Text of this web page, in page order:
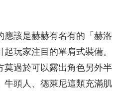
應該是赫赫有名有的「赫洛
玩家注目的單肩式裝備。
莫過於可以露出角色另外半
牛頭人、德萊尼這類充滿肌